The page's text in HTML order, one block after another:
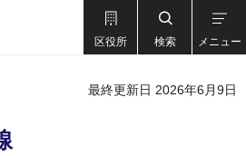
区役所 検索 メニュー
最終更新日 2026年6月9日